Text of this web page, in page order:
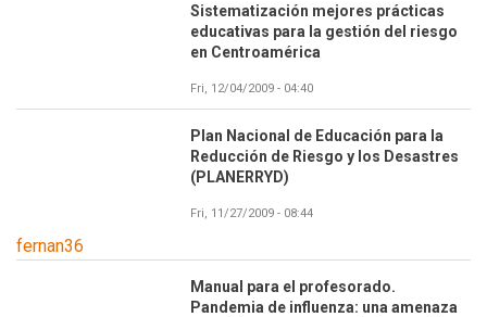
Sistematización mejores prácticas
educativas para la gestión del riesgo
en Centroamérica
Fri, 12/04/2009 - 04:40
Plan Nacional de Educación para la
Reducción de Riesgo y los Desastres
(PLANERRYD)
Fri, 11/27/2009 - 08:44
fernan36
Manual para el profesorado.
Pandemia de influenza: una amenaza